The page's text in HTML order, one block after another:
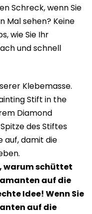
Schreck, wenn Sie
Mal sehen? Keine
wie Sie Ihr
und schnell
Klebemasse.
Stift in the
Diamond
des Stiftes
auf, damit die
warum schüttet
auf die
Idee! Wenn Sie
auf die